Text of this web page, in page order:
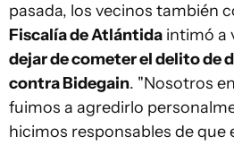
pasada, los vecinos también
Fiscalía de Atlántida intimó a
dejar de cometer el delito de
contra Bidegain. "Nosotros
fuimos a agredirlo
hicimos responsables de